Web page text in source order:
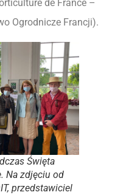
de France –
Ogrodnicze Francji).
Święta
Na zdjęciu od
przedstawiciel